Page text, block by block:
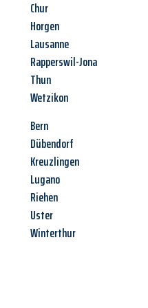
Chur
Horgen
Lausanne
Rapperswil-Jona
Thun
Wetzikon
Bern
Dübendorf
Kreuzlingen
Lugano
Riehen
Uster
Winterthur